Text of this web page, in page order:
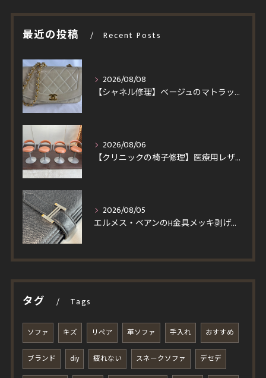
最近の投稿 Recent Posts
2026/08/08
【シャネル修理】ベージュのマトラッセを黒ずみ除去＆染め直し！ラムスキンの質感を活かす修復とスピード施工事例
2026/08/06
【クリニックの椅子修理】医療用レザーへ張り替え！買い替えより安くイトーキ回転チェア4脚を即日対応
2026/08/05
エルメス・ベアンのH金具メッキ剥げを修理！一度縫製を解いて仕上げる輝く再メッキと角スレ・コバ修復事例
タグ Tags
ソファ キズ リペア 革ソファ 手入れ おすすめ
ブランド diy 疲れない スネークソファ デセデ